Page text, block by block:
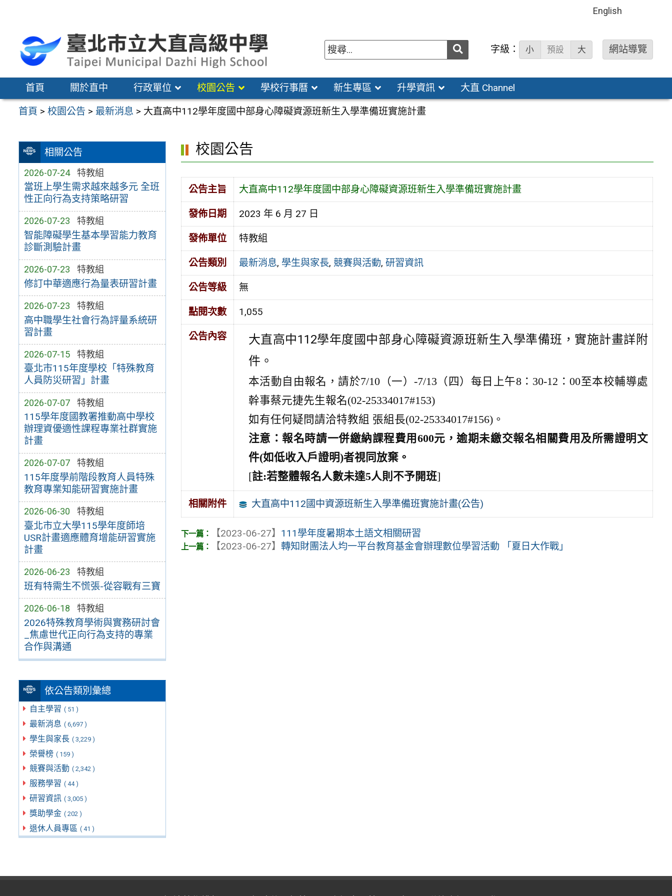
區
English
送出 字級： 小 預設 大 網站導覽
首頁 關於直中 行政單位 校園公告 學校行事曆 新生專區 升學資訊 大直 Channel
首頁 >校園公告 > 最新消息 > 大直高中112學年度國中部身心障礙資源班新生入學準備班實施計畫
相關公告
2026-07-24 特教組
當班上學生需求越來越多元 全班
性正向行為支持策略研習
2026-07-23 特教組
智能障礙學生基本學習能力教育
診斷測驗計畫
2026-07-23 特教組
修訂中華適應行為量表研習計畫
2026-07-23 特教組
高中職學生社會行為評量系統研
習計畫
2026-07-15 特教組
臺北市115年度學校「特殊教育
人員防災研習」計畫
2026-07-07 特教組
115學年度國教署推動高中學校
辦理資優適性課程專業社群實施
計畫
2026-07-07 特教組
115年度學前階段教育人員特殊
教育專業知能研習實施計畫
2026-06-30 特教組
臺北市立大學115學年度師培
USR計畫適應體育增能研習實施
計畫
2026-06-23 特教組
班有特需生不慌張-從容戰有三寶
2026-06-18 特教組
2026特殊教育學術與實務研討會
_焦慮世代正向行為支持的專業
合作與溝通
依公告類別彙總
自主學習 ( 51 )
最新消息 ( 6,697 )
學生與家長 ( 3,229 )
榮譽榜 ( 159 )
競賽與活動 ( 2,342 )
服務學習 ( 44 )
研習資訊 ( 3,005 )
獎助學金 ( 202 )
退休人員專區 ( 41 )
校園公告
公告主旨 大直高中112學年度國中部身心障礙資源班新生入學準備班實施計畫
發佈日期 2023 年 6 月 27 日
發佈單位 特教組
公告類別 最新消息, 學生與家長, 競賽與活動, 研習資訊
公告等級 無
點閱次數 1,055
公告內容
大直高中112學年度國中部身心障礙資源班新生入學準備班，實施計畫詳附
件。
本活動自由報名， 請於7/10（一）-7/13（四）每日上午8：30-12：00至本校輔導處
幹事蔡元捷先生報名(02-25334017#153)
如有任何疑問請洽特教組 張組長(02-25334017#156)。
注意：報名時請一併繳納課程費用600元，逾期未繳交報名相關費用及所需證明文
件(如低收入戶證明)者視同放棄。
[註:若整體報名人數未達5人則不予開班]
相關附件 大直高中112國中資源班新生入學準備班實施計畫(公告)
【2023-06-27】 111學年度暑期本土語文相關研習
【2023-06-27】轉知財團法人均一平台教育基金會辦理數位學習活動 「夏日大作戰」